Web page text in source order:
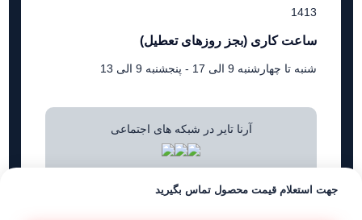
جهت استعلام قیمت محصول تماس بگیرید
1413
ساعت کاری (بجز روزهای تعطیل)
شنبه تا چهارشنبه 9 الی 17 - پنجشنبه 9 الی 13
آرنا تایر در شبکه های اجتماعی